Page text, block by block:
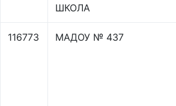
ШКОЛА
116773 МАДОУ № 437